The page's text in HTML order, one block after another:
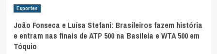
na
Inglaterra
2X1
Esportes
João Fonseca e Luísa Stefani: Brasileiros fazem história
e entram nas finais de ATP 500 na Basileia e WTA 500 em
Tóquio